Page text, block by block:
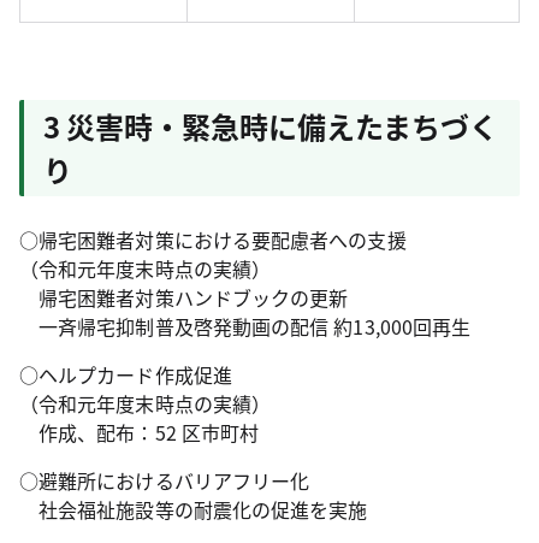
3 災害時・緊急時に備えたまちづく
り
○帰宅困難者対策における要配慮者への支援
（令和元年度末時点の実績）
帰宅困難者対策ハンドブックの更新
一斉帰宅抑制普及啓発動画の配信 約13,000回再生
○ヘルプカード作成促進
（令和元年度末時点の実績）
作成、配布：52 区市町村
○避難所におけるバリアフリー化
社会福祉施設等の耐震化の促進を実施